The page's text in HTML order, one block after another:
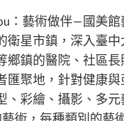
：藝術做伴—國美館
衛星市鎮，深入臺
鄉鎮的醫院、社區長
匯聚地，針對健康與
、彩繪、攝影、多